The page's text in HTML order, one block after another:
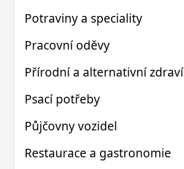
Potraviny a speciality
Pracovní oděvy
Přírodní a alternativní zdraví
Psací potřeby
Půjčovny vozidel
Restaurace a gastronomie